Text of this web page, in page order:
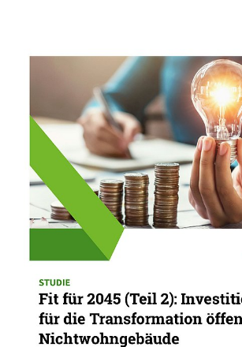
09.09.24 PUBLIKATION
Fit für 2045 (Teil 2)
die Transformation öffentlicher
Nichtwohngebäude bis 2045 und
Finanzierungsansätzen.